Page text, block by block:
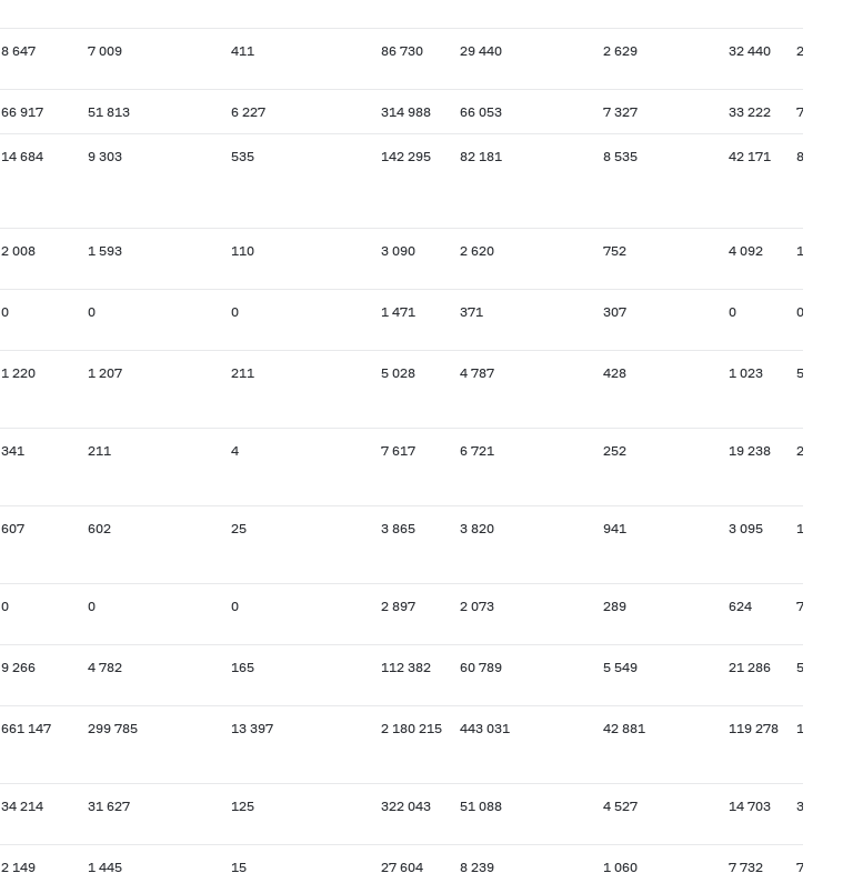
8 647 7 009 411 86 730 29 440 2 629 32 440 2 356
66 917 51 813 6 227 314 988 66 053 7 327 33 222 7 637
14 684 9 303 535 142 295 82 181 8 535 42 171 8 911
2 008 1 593 110 3 090 2 620 752 4 092 1 963
0 0 0 1 471 371 307 0 0
1 220 1 207 211 5 028 4 787 428 1 023 5
341 211 4 7 617 6 721 252 19 238 2 752
607 602 25 3 865 3 820 941 3 095 1 006
0 0 0 2 897 2 073 289 624 79
9 266 4 782 165 112 382 60 789 5 549 21 286 5 015
661 147 299 785 13 397 2 180 215 443 031 42 881 119 278 18 047
34 214 31 627 125 322 043 51 088 4 527 14 703 3 291
2 149 1 445 15 27 604 8 239 1 060 7 732 761